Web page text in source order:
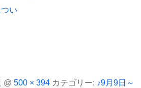
@ 500 × 394 カテゴリー: ♪9月9日～